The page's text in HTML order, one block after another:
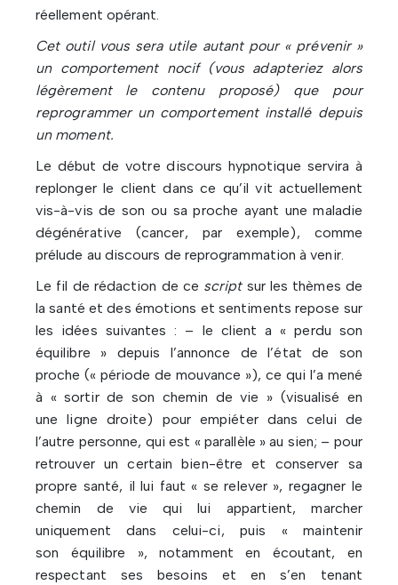
réellement opérant.
Cet outil vous sera utile autant pour « prévenir »
un comportement nocif (vous adapteriez alors
légèrement le contenu proposé) que pour
reprogrammer un comportement installé depuis
un moment.
Le début de votre discours hypnotique servira à
replonger le client dans ce qu’il vit actuellement
vis-à-vis de son ou sa proche ayant une maladie
dégénérative (cancer, par exemple), comme
prélude au discours de reprogrammation à venir.
Le fil de rédaction de ce scriptsur les thèmes de
la santé et des émotions et sentiments repose sur
les idées suivantes : – le client a « perdu son
équilibre » depuis l’annonce de l’état de son
proche (« période de mouvance »), ce qui l’a mené
à « sortir de son chemin de vie » (visualisé en
une ligne droite) pour empiéter dans celui de
l’autre personne, qui est « parallèle » au sien; – pour
retrouver un certain bien-être et conserver sa
propre santé, il lui faut « se relever », regagner le
chemin de vie qui lui appartient, marcher
uniquement dans celui-ci, puis « maintenir
son équilibre », notamment en écoutant, en
respectant ses besoins et en s’en tenant